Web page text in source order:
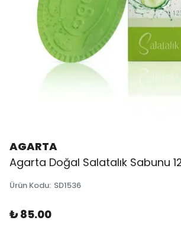
AGARTA
Agarta Doğal Salatalık Sabunu
Ürün Kodu: SD1536
₺ 85.00